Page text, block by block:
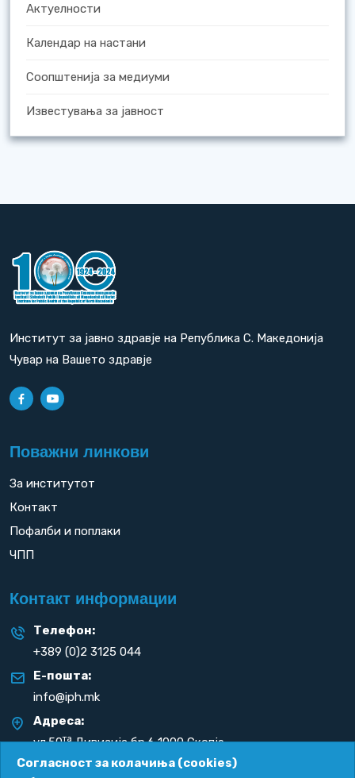
Актуелности
Календар на настани
Соопштенија за медиуми
Известувања за јавност
Институт за јавно здравје на Република С. Македонија
Чувар на Вашето здравје
Поважни линкови
За институтот
Контакт
Пофалби и поплаки
ЧПП
Контакт информации
Телефон:
+389 (0)2 3125 044
Е-пошта:
info@iph.mk
Адреса:
ул.50таДивизија бр.6 1000 Скопје
Република С. Македонија
Согласност за колачиња (cookies)